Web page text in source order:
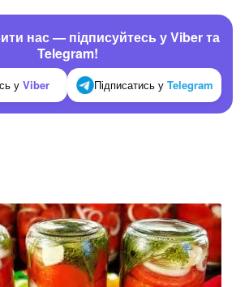
нас — підписуйтесь у Viber та
Telegram!
у Viber Підписатись у Telegram